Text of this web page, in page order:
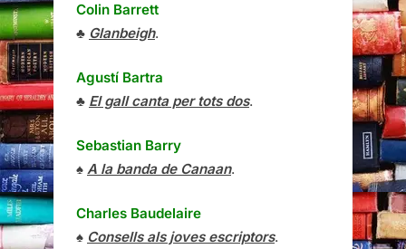
Colin Barrett
♣ Glanbeigh.
Agustí Bartra
♣ El gall canta per tots dos.
Sebastian Barry
♠ A la banda de Canaan.
Charles Baudelaire
♠ Consells als joves escriptors.